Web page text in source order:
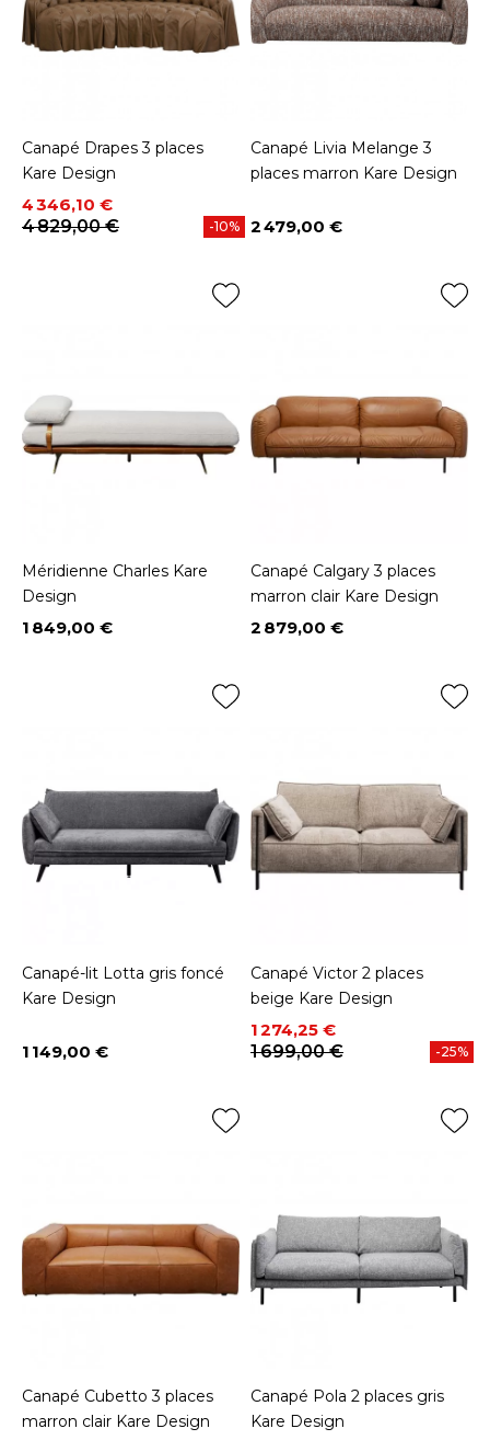
Canapé Drapes 3 places
Kare Design
Prix
4 346,10 €
Prix de base
4 829,00 €
-10%
Canapé Livia Melange 3
places marron Kare Design
Prix
2 479,00 €
Méridienne Charles Kare
Design
Prix
1 849,00 €
Canapé Calgary 3 places
marron clair Kare Design
Prix
2 879,00 €
Canapé-lit Lotta gris foncé
Kare Design
Prix
1 149,00 €
Canapé Victor 2 places
beige Kare Design
Prix
1 274,25 €
Prix de base
1 699,00 €
-25%
Canapé Cubetto 3 places
marron clair Kare Design
Canapé Pola 2 places gris
Kare Design